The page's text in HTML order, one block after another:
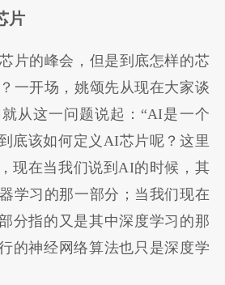
片
片的峰会，但是到底怎样的芯
一开场，姚颂先从现在大家谈
从这一问题说起：“AI是一个
底该如何定义AI芯片呢？这里
现在当我们说到AI的时候，其
学习的那一部分；当我们现在
分指的又是其中深度学习的那
的神经网络算法也只是深度学